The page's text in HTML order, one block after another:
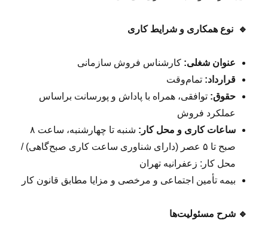
🔹 نوع همکاری و شرایط کاری
عنوان شغلی:کارشناس فروش سازمانی
قرارداد: تمام‌وقت
حقوق:توافقی، همراه با پاداش و پورسانت براساس
عملکرد فروش
ساعات کاری و محل کار:
شنبه تا چهارشنبه، ساعت ۸
صبح تا ۵ عصر (دارای شناوری ساعت کاری صبح‌گاهی) /
محل کار: زعفرانیه تهران
بیمه تأمین اجتماعی و مرخصی‌ و مزایا مطابق قانون کار
🔹 شرح مسئولیت‌ها